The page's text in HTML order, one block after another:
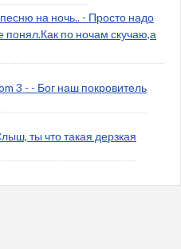
на ночь.. - Просто надо
понял.Как по ночам скучаю,а
3 - - Бог наш покровитель
ты что такая дерзкая